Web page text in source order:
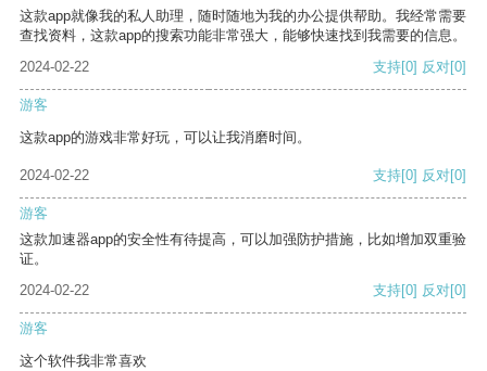
这款app就像我的私人助理，随时随地为我的办公提供帮助。我经常需要
查找资料，这款app的搜索功能非常强大，能够快速找到我需要的信息。
2024-02-22
支持[0] 反对[0]
游客
这款app的游戏非常好玩，可以让我消磨时间。
2024-02-22 支持[0] 反对[0]
游客
这款加速器app的安全性有待提高，可以加强防护措施，比如增加双重验
证。
2024-02-22
支持[0] 反对[0]
游客
这个软件我非常喜欢